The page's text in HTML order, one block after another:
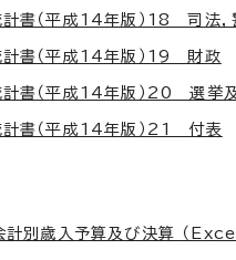
計書（平成14年版）18 司法，
計書（平成14年版）19 財政
計書（平成14年版）20 選挙
計書（平成14年版）21 付表
別歳入予算及び決算 （